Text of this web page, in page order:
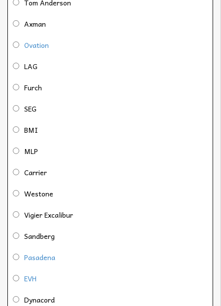
Tom Anderson
Axman
Ovation
LAG
Furch
SEG
BMI
MLP
Carrier
Westone
Vigier Excalibur
Sandberg
Pasadena
EVH
Dynacord